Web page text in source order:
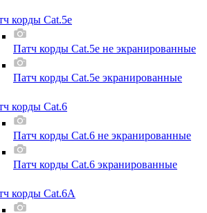
корды Cat.5e
Патч корды Cat.5e не экранированные
Патч корды Cat.5e экранированные
корды Cat.6
Патч корды Cat.6 не экранированные
Патч корды Cat.6 экранированные
корды Cat.6A